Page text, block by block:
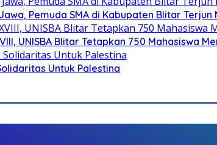
Pemuda SMA di Kabupaten Blitar Terjun
UNISBA Blitar Tetapkan 750 Mahasiswa
Untuk Palestina